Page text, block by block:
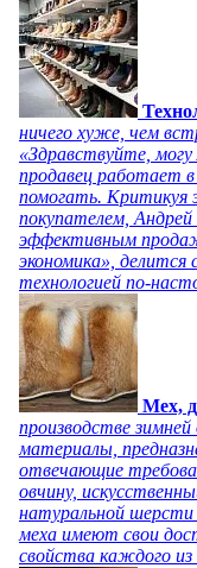
ничего хуже, чем
«Здравствуйте, могу
продавец работает
помогать. Критикуя
покупателем,
эффективным
экономика», делится
технологией по-
Мех,
производстве
материалы,
отвечающие
овчину,
натуральной шерсти
меха имеют свои
свойства каждого из